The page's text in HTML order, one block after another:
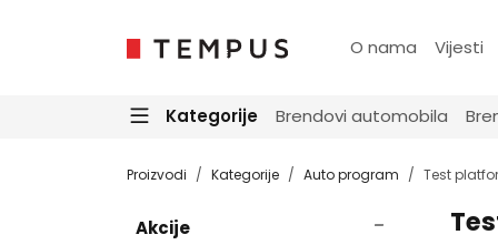
O nama Vijesti
Kategorije Brendovi automobila
Proizvodi Kategorije Auto program Test
Akcije